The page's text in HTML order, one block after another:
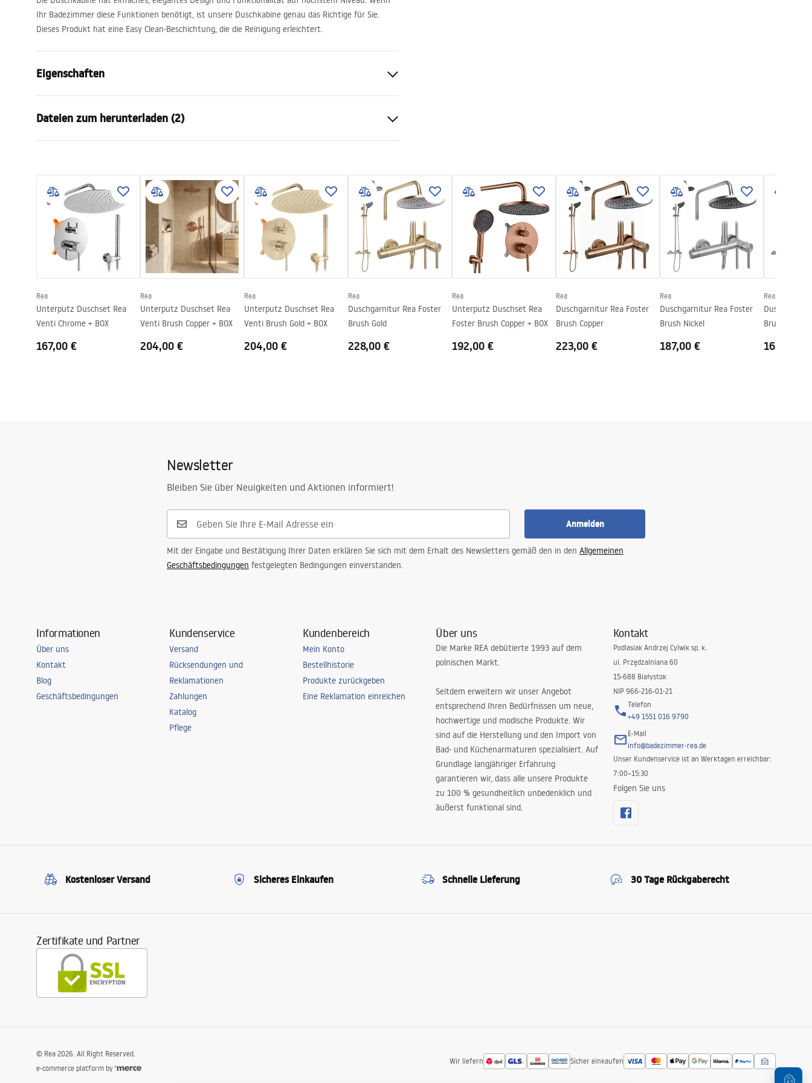
Ihr Badezimmer diese Funktionen benötigt, ist unsere Duschkabine genau das Richtige für Sie.
Dieses Produkt hat eine Easy Clean-Beschichtung, die die Reinigung erleichtert.
Eigenschaften
Größe (Tür x Tür)
Duschkabine Typ
Ecke
auf der Duschwanne oder auf dem Boden
Höhe
1900
mm
Garantie
24 monate
Dateien zum herunterladen (2)
shower manual.pdf shower manual.pdf
Rea
Unterputz Duschset Rea
Venti Chrome + BOX
167,00 €
Rea
Unterputz Duschset Rea
Venti Brush Copper + BOX
204,00 €
Rea
Unterputz Duschset Rea
Venti Brush Gold + BOX
204,00 €
Rea
Duschgarnitur Rea Foster
Brush Gold
228,00 €
Rea
Unterputz Duschset Rea
Foster Brush Copper + BOX
192,00 €
Rea
Duschgarnitur Rea Foster
Brush Copper
223,00 €
Rea
Duschgarnitur Rea Foster
Brush Nickel
187,00 €
Rea
Brush Copper
169,00 €
Newsletter
Bleiben Sie über Neuigkeiten und Aktionen informiert!
Anmelden
Mit der Eingabe und Bestätigung Ihrer Daten erklären Sie sich mit dem Erhalt des Newsletters gemäß den in den Allgemeinen
Geschäftsbedingungen festgelegten Bedingungen einverstanden.
Informationen
Über uns
Kontakt
Blog
Geschäftsbedingungen
Kundenservice
Versand
Rücksendungen und
Reklamationen
Zahlungen
Katalog
Pflege
Kundenbereich
Mein Konto
Bestellhistorie
Produkte zurückgeben
Eine Reklamation einreichen
Über uns
Die Marke REA debütierte 1993 auf dem
polnischen Markt.
Seitdem erweitern wir unser Angebot
entsprechend Ihren Bedürfnissen um neue,
hochwertige und modische Produkte. Wir
sind auf die Herstellung und den Import von
Bad- und Küchenarmaturen spezialisiert. Auf
Grundlage langjähriger Erfahrung
garantieren wir, dass alle unsere Produkte
zu 100 % gesundheitlich unbedenklich und
äußerst funktional sind.
Kontakt
Podlasiak Andrzej Cylwik sp. k.
ul. Przędzalniana 60
15-688 Białystok
NIP 966-216-01-21
Telefon
+49 1551 016 9790
E-Mail
info@badezimmer-rea.de
Unser Kundenservice ist an Werktagen erreichbar:
7:00–15:30
Folgen Sie uns
Kostenloser Versand Sicheres Einkaufen Schnelle Lieferung 30 Tage Rückgaberecht
Zertifikate und Partner
Wir liefern Sicher einkaufen
© Rea 2026. All Right Reserved.
e-commerce platform by